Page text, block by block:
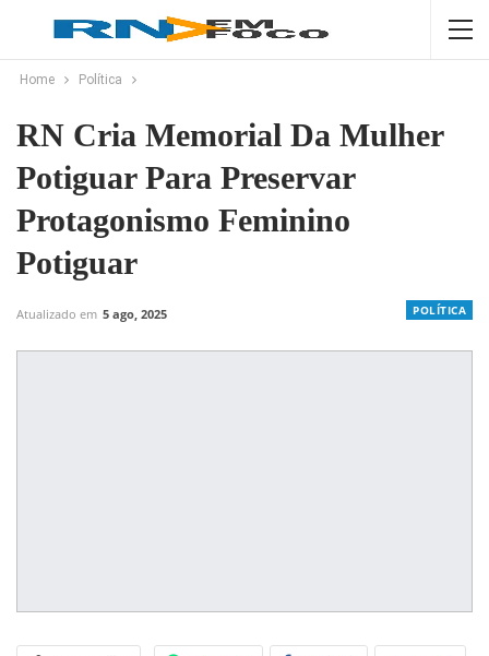
Home Política
RN Cria Memorial Da Mulher
Potiguar Para Preservar
Protagonismo Feminino
Potiguar
POLÍTICA
Atualizado em 5 ago, 2025